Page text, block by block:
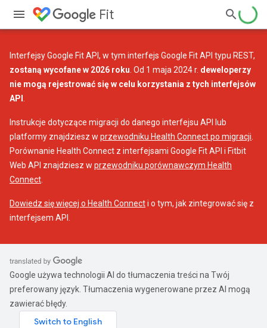
Fit
Interfejsy Google Fit API, w tym interfejs Google Fit API typu REST,
zostaną wycofane w 2026 roku . Od 1 maja 2024 r. deweloperzy
nie mogą rejestrować się w celu korzystania z tych interfejsów
API
Instrukcje dotyczące migracji do danego interfejsu API lub
platformy znajdziesz w przewodniku Health Connect po migracji
Porównanie Health Connect z interfejsami Google Fit API i Fitbit
Web API znajdziesz w przewodniku porównawczym Health
Connect
Dowiedz się więcej o Health Connecti o tym, jak zintegrować się z
interfejsem API.
Google używa technologii AI do tłumaczenia treści na Twój
preferowany język. Tłumaczenia wygenerowane przez AI mogą
zawierać błędy.